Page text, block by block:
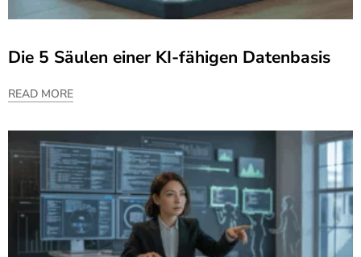
Die 5 Säulen einer KI-fähigen Datenbasis
READ MORE